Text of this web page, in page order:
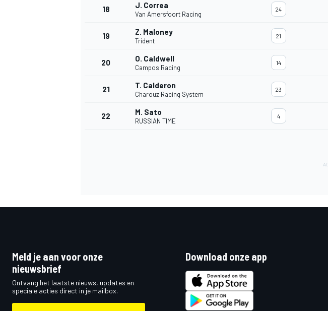
18 J. Correa
Van Amersfoort Racing
24
19 Z. Maloney
Trident
21
20 O. Caldwell
Campos Racing
14
21 T. Calderon
Charouz Racing System
23
22 M. Sato
RUSSIAN TIME
4
Meld je aan voor onze
nieuwsbrief
Ontvang het laatste nieuws, updates en
speciale acties direct in je mailbox.
Download onze app